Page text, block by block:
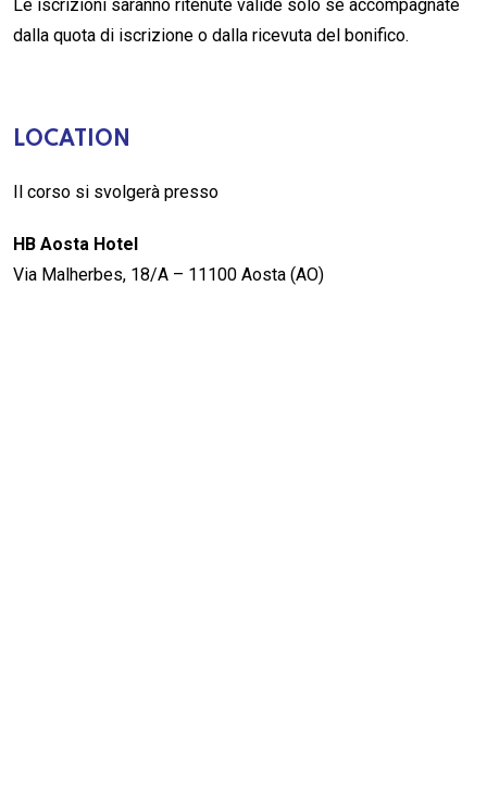
Le iscrizioni saranno ritenute valide solo se accompagnate
dalla quota di iscrizione o dalla ricevuta del bonifico.
LOCATION
Il corso si svolgerà presso
HB Aosta Hotel
Via Malherbes, 18/A – 11100 Aosta (AO)